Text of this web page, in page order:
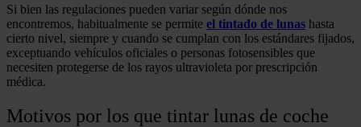
Si bien las regulaciones pueden variar según dónde nos
encontremos, habitualmente se permite el tintado de lunas hasta
cierto nivel, siempre y cuando se cumplan con los estándares fijados,
exceptuando vehículos oficiales o personas fotosensibles que
necesiten protegerse de los rayos ultravioleta por prescripción
médica.
Motivos por los que tintar lunas de coche